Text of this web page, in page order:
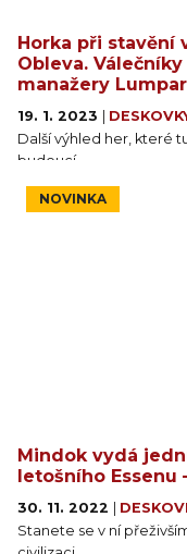
Horka při stavění
Obleva.
manažery
19. 1. 2023
Další výhled her, které
budoucí.
NOVINKA
Mindok vydá
letošního Essenu
30. 11. 2022
Stanete se v ní